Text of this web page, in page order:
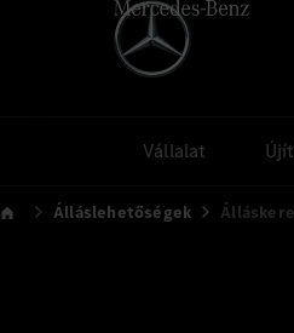
Vállalat
Álláslehetőségek